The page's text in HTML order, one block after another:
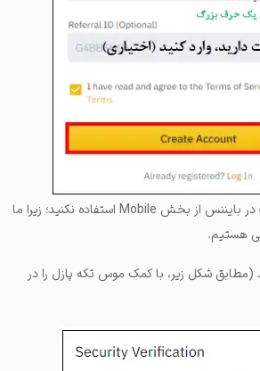
برای ایجاد حساب در بایننس از بخش Mobile استفاده نکنید؛ زیرا ما
هستیم.
(مطابق شکل زیر، با کمک موس تکه پازل را در